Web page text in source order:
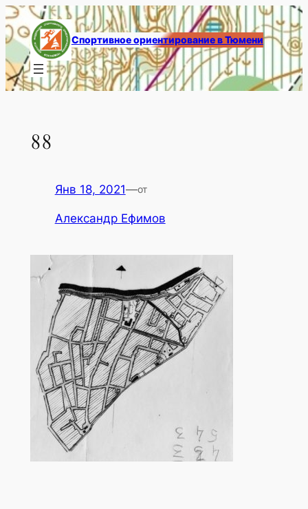
Перейти
к
содержимому
Спортивное ориентирование в Тюмени
88
Янв 18, 2021—от
Александр Ефимов